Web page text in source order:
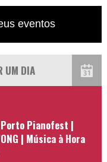
eventos
Porto Pianofest |
| Música à Hora